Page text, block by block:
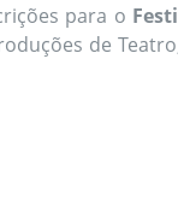
para o
de